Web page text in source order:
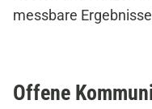
messbare
Offene